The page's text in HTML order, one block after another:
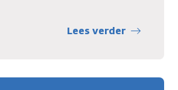
Lees verder